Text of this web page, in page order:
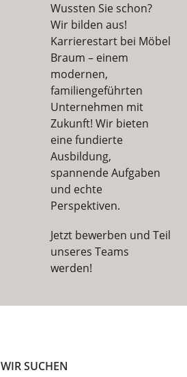
Wussten Sie schon?
Wir bilden aus!
Karrierestart bei Möbel
Braum – einem
modernen,
familiengeführten
Unternehmen mit
Zukunft! Wir bieten
eine fundierte
Ausbildung,
spannende Aufgaben
und echte
Perspektiven.
Jetzt bewerben und Teil
unseres Teams
werden!
WIR SUCHEN